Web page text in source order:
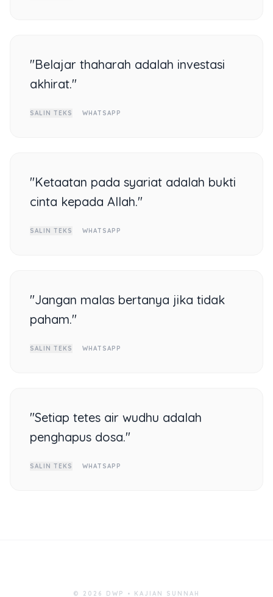
"Belajar thaharah adalah investasi
akhirat."
SALIN TEKS WHATSAPP
"Ketaatan pada syariat adalah bukti
cinta kepada Allah."
SALIN TEKS WHATSAPP
"Jangan malas bertanya jika tidak
paham."
SALIN TEKS WHATSAPP
"Setiap tetes air wudhu adalah
penghapus dosa."
SALIN TEKS WHATSAPP
© 2026 DWP • KAJIAN SUNNAH